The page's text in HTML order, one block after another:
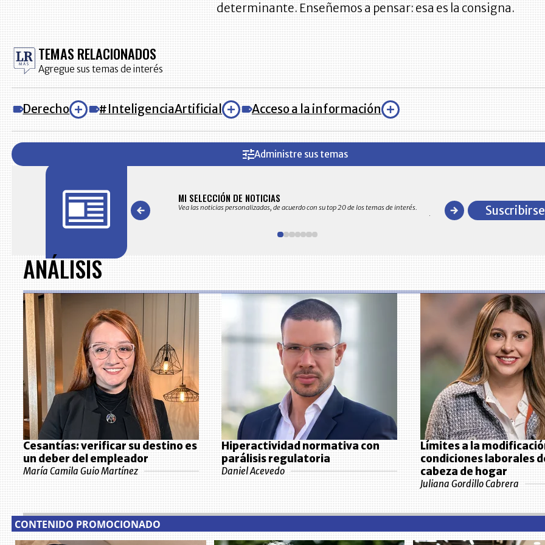
determinante. Enseñemos a pensar: esa es la consigna.
TEMAS RELACIONADOS
Agregue sus temas de interés
Derecho #InteligenciaArtificial Acceso a la información
Administre sus temas
noticias seleccionadas por nuestro equipo editorial MI SELECCIÓN DE NOTICIAS
Vea las noticias personalizadas, de acuerdo con su top 20 de los temas de interés.
Recopilación clasificada por sectores
y detallado de las 10.000 primeras
Suscribirse
ANÁLISIS
Cesantías: verificar su destino es
un deber del empleador
María Camila Guio Martínez
Hiperactividad normativa con
parálisis regulatoria
Daniel Acevedo
Límites a la
condiciones laborales
cabeza de hogar
Juliana Gordillo Cabrera